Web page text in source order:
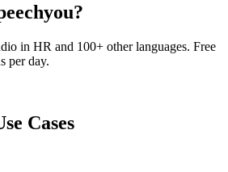
in HR and 100+ other languages. Free
per day.
Cases